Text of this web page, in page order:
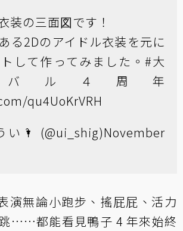
装の三面図です！
る2Dのアイドル衣装を元に
して作ってみました。 #大
ル４周年
qu4UoKrVRH
🌂 (@ui_shig)November
演無論小跑步、搖屁屁、活力
……都能看見鴨子 4 年來始終